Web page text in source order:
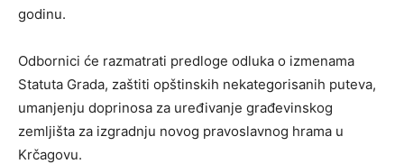
godinu.
Odbornici će razmatrati predloge odluka o izmenama
Statuta Grada, zaštiti opštinskih nekategorisanih puteva,
umanjenju doprinosa za uređivanje građevinskog
zemljišta za izgradnju novog pravoslavnog hrama u
Krčagovu.